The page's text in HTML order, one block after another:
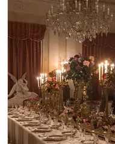
Inhaber der freien
Eintrittskarte
NPÚ-Karte
"Náš člověk"-Karte